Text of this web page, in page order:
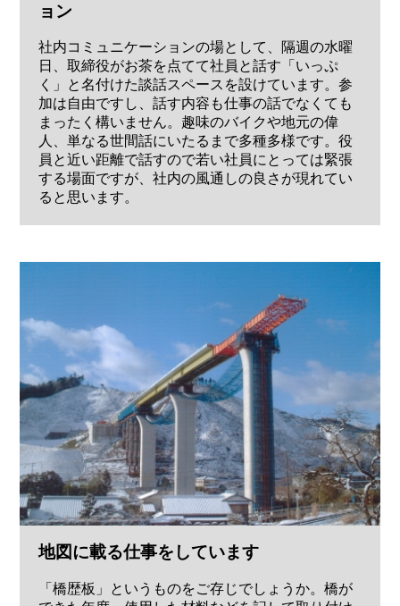
ョン
社内コミュニケーションの場として、隔週の水曜
日、取締役がお茶を点てて社員と話す「いっぷ
く」と名付けた談話スペースを設けています。参
加は自由ですし、話す内容も仕事の話でなくても
まったく構いません。趣味のバイクや地元の偉
人、単なる世間話にいたるまで多種多様です。役
員と近い距離で話すので若い社員にとっては緊張
する場面ですが、社内の風通しの良さが現れてい
ると思います。
地図に載る仕事をしています
「橋歴板」というものをご存じでしょうか。橋が